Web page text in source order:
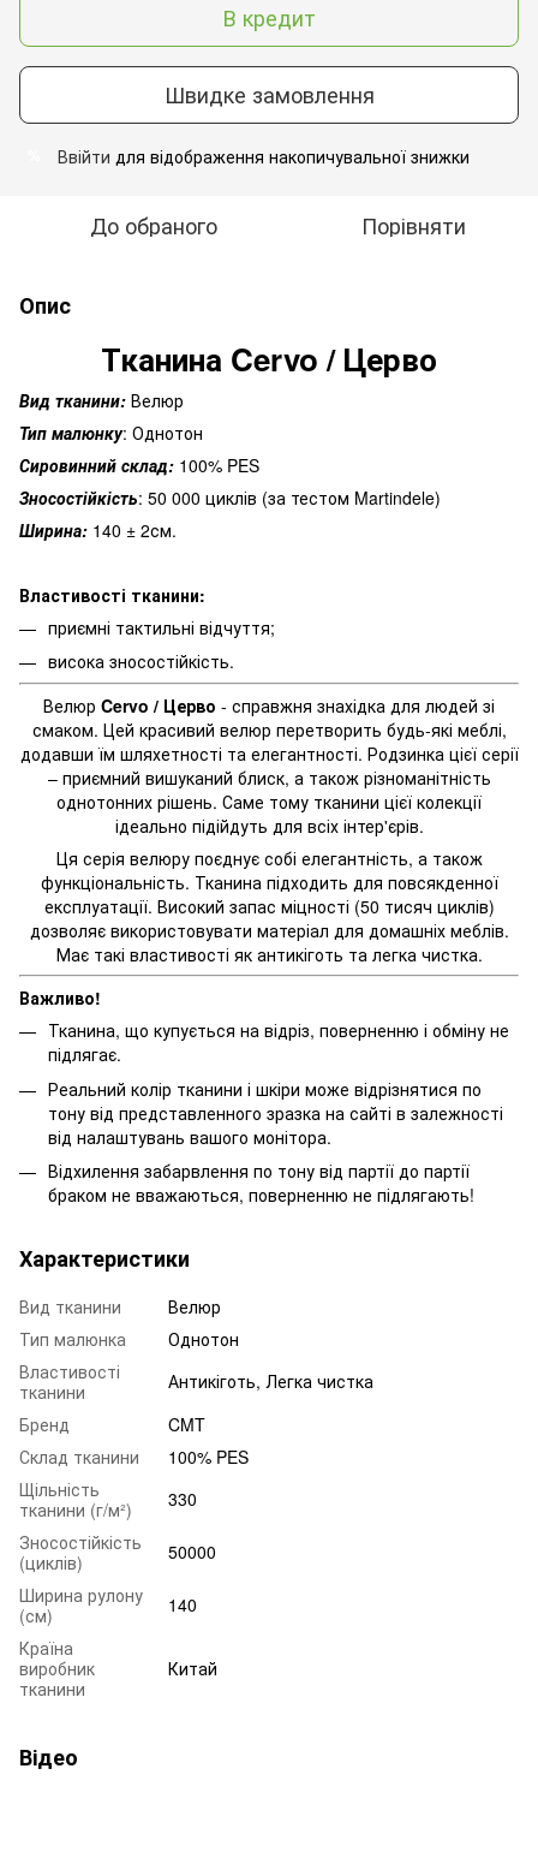
В кредит
Швидке замовлення
Ввійти для відображення накопичувальної знижки
До обраного Порівняти
Опис
Тканина Cervo / Церво
Вид тканини: Велюр
Тип малюнку: Однотон
Сировинний склад: 100% PES
Зносостійкість: 50 000 циклів (за тестом Martindele)
Ширина: 140 ± 2см.
Властивості тканини:
приємні тактильні відчуття;
висока зносостійкість.
Велюр Cervo / Церво - справжня знахідка для людей зі
смаком. Цей красивий велюр перетворить будь-які меблі,
додавши їм шляхетності та елегантності. Родзинка цієї серії
– приємний вишуканий блиск, а також різноманітність
однотонних рішень. Саме тому тканини цієї колекції
ідеально підійдуть для всіх інтер'єрів.
Ця серія велюру поєднує собі елегантність, а також
функціональність. Тканина підходить для повсякденної
експлуатації. Високий запас міцності (50 тисяч циклів)
дозволяє використовувати матеріал для домашніх меблів.
Має такі властивості як антикіготь та легка чистка.
Важливо!
Тканина, що купується на відріз, поверненню і обміну не
підлягає.
Реальний колір тканини і шкіри може відрізнятися по
тону від представленного зразка на сайті в залежності
від налаштувань вашого монітора.
Відхилення забарвлення по тону від партії до партії
браком не вважаються, поверненню не підлягають!
Характеристики
Вид тканини
Велюр
Тип малюнка
Однотон
Властивості
тканини
Антикіготь, Легка чистка
Бренд
CMT
Склад тканини
100% PES
Щільність
тканини (г/м²)
330
Зносостійкість
(циклів)
50000
Ширина рулону
(см)
140
Країна
виробник
тканини
Китай
Відео